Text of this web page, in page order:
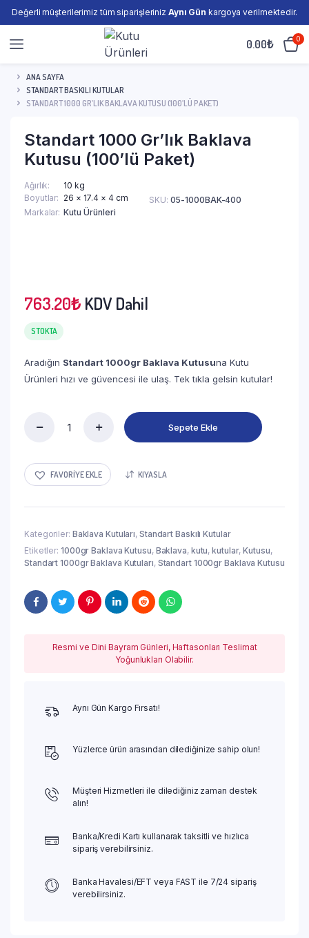
Değerli müşterilerimiz tüm siparişleriniz Aynı Gün kargoya verilmektedir.
0.00₺ 0
ANA SAYFA
STANDART BASKILI KUTULAR
STANDART 1000 GR’LIK BAKLAVA KUTUSU (100’LÜ PAKET)
Standart 1000 Gr’lık Baklava
Kutusu (100’lü Paket)
Ağırlık
10 kg
Boyutlar
26 × 17.4 × 4 cm
Markalar Kutu Ürünleri
SKU: 05-1000BAK-400
763.20₺ KDV Dahil
STOKTA
Aradığın Standart 1000gr Baklava Kutusuna Kutu
Ürünleri hızı ve güvencesi ile ulaş. Tek tıkla gelsin kutular!
Baklava
Kutusu
Paket)
Sepete Ekle
FAVORIYE EKLE KIYASLA
Kategoriler: Baklava Kutuları, Standart Baskılı Kutular
Etiketler: 1000gr Baklava Kutusu, Baklava, kutu,kutular,Kutusu,
Standart 1000gr Baklava Kutuları, Standart 1000gr Baklava Kutusu
Resmi ve Dini Bayram Günleri, Haftasonları Teslimat
Yoğunlukları Olabilir.
Aynı Gün Kargo Fırsatı!
Yüzlerce ürün arasından dilediğinize sahip olun!
Müşteri Hizmetleri ile dilediğiniz zaman destek
alın!
Banka/Kredi Kartı kullanarak taksitli ve hızlıca
sipariş verebilirsiniz.
Banka Havalesi/EFT veya FAST ile 7/24 sipariş
verebilirsiniz.